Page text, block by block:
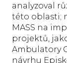
analyzoval
této oblasti;
MASS na
projektů,
Ambulatory
návrhu